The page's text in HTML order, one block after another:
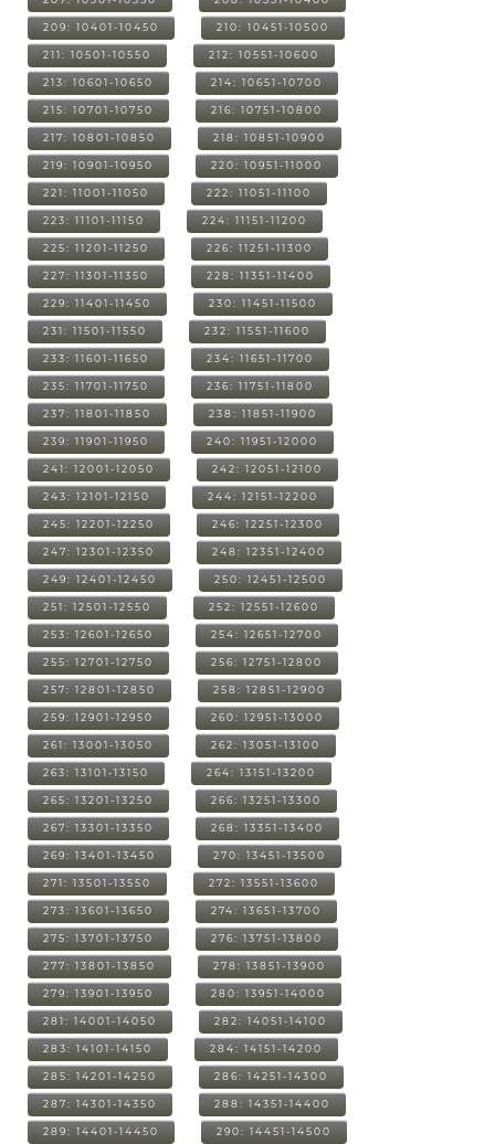
209: 10401-10450 210: 10451-10500
211: 10501-10550 212: 10551-10600
213: 10601-10650 214: 10651-10700
215: 10701-10750 216: 10751-10800
217: 10801-10850 218: 10851-10900
219: 10901-10950 220: 10951-11000
221: 11001-11050 222: 11051-11100
223: 11101-11150 224: 11151-11200
225: 11201-11250 226: 11251-11300
227: 11301-11350 228: 11351-11400
229: 11401-11450 230: 11451-11500
231: 11501-11550 232: 11551-11600
233: 11601-11650 234: 11651-11700
235: 11701-11750 236: 11751-11800
237: 11801-11850 238: 11851-11900
239: 11901-11950 240: 11951-12000
241: 12001-12050 242: 12051-12100
243: 12101-12150 244: 12151-12200
245: 12201-12250 246: 12251-12300
247: 12301-12350 248: 12351-12400
249: 12401-12450 250: 12451-12500
251: 12501-12550 252: 12551-12600
253: 12601-12650 254: 12651-12700
255: 12701-12750 256: 12751-12800
257: 12801-12850 258: 12851-12900
259: 12901-12950 260: 12951-13000
261: 13001-13050 262: 13051-13100
263: 13101-13150 264: 13151-13200
265: 13201-13250 266: 13251-13300
267: 13301-13350 268: 13351-13400
269: 13401-13450 270: 13451-13500
271: 13501-13550 272: 13551-13600
273: 13601-13650 274: 13651-13700
275: 13701-13750 276: 13751-13800
277: 13801-13850 278: 13851-13900
279: 13901-13950 280: 13951-14000
281: 14001-14050 282: 14051-14100
283: 14101-14150 284: 14151-14200
285: 14201-14250 286: 14251-14300
287: 14301-14350 288: 14351-14400
289: 14401-14450 290: 14451-14500